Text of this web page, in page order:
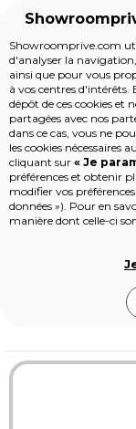
Accueil
Les jours de la
Mode
Voyages
Enfant
Beauté
Sport
Voyages Séjour
Voyage
L’Île
la
°C
Showroomprive.com
d'analyser la
ainsi que pour vous
à vos centres d'intérêts.
dépôt de ces cookies et
partagées avec nos
dans ce cas, vous ne
les cookies nécessaires
cliquant sur « Je
préférences et obtenir
modifier vos
données »). Pour en
manière dont celle-ci